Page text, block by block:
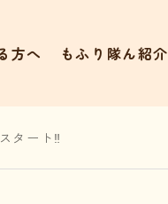
方へ もふり隊ん紹介
タート‼️